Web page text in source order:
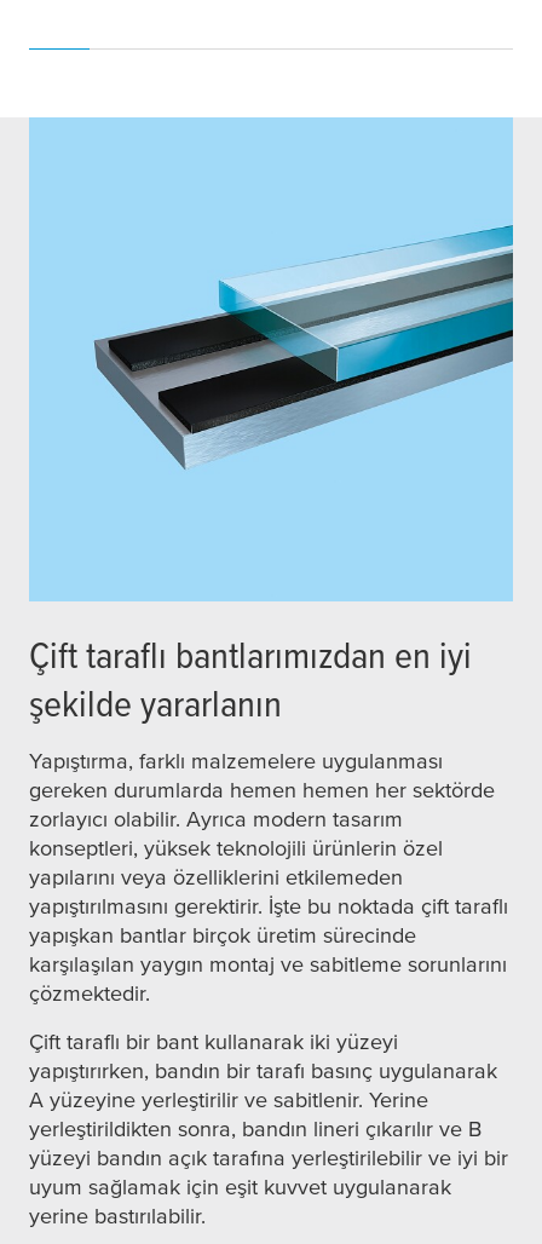
Çift taraflı bantlarımızdan en iyi
şekilde yararlanın
Yapıştırma, farklı malzemelere uygulanması
gereken durumlarda hemen hemen her sektörde
zorlayıcı olabilir. Ayrıca modern tasarım
konseptleri, yüksek teknolojili ürünlerin özel
yapılarını veya özelliklerini etkilemeden
yapıştırılmasını gerektirir. İşte bu noktada çift taraflı
yapışkan bantlar birçok üretim sürecinde
karşılaşılan yaygın montaj ve sabitleme sorunlarını
çözmektedir.
Çift taraflı bir bant kullanarak iki yüzeyi
yapıştırırken, bandın bir tarafı basınç uygulanarak
A yüzeyine yerleştirilir ve sabitlenir. Yerine
yerleştirildikten sonra, bandın lineri çıkarılır ve B
yüzeyi bandın açık tarafına yerleştirilebilir ve iyi bir
uyum sağlamak için eşit kuvvet uygulanarak
yerine bastırılabilir.